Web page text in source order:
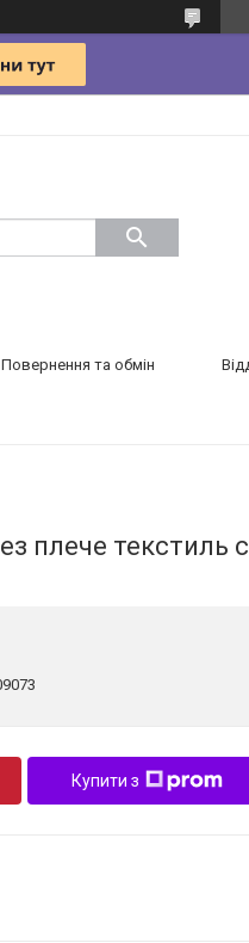
Повернення та обмін
плече текстиль
Купити з